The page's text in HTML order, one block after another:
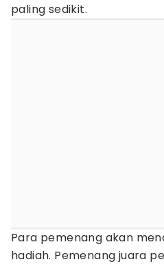
paling sedikit.
Para pemenang akan
hadiah. Pemenang juara